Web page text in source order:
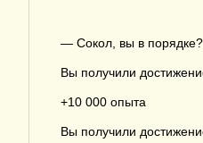
— Сокол, вы в порядке?
Вы получили
+10 000 опыта
Вы получили